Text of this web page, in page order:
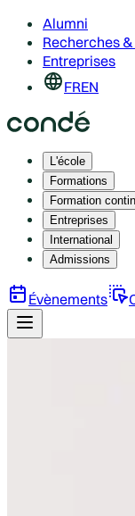
Alumni
Recherches
Entreprises
FREN
L'école
Formations
Formation
Entreprises
International
Admissions
Évènements